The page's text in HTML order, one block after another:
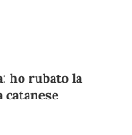
ho rubato la